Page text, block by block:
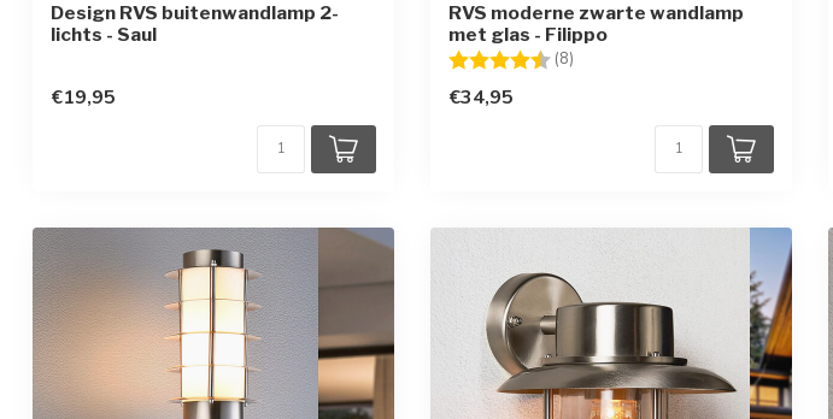
Design RVS buitenwandlamp 2-
lichts - Saul
€19,95
RVS moderne zwarte wandlamp
met glas - Filippo
Beoordeling: (8)
€34,95